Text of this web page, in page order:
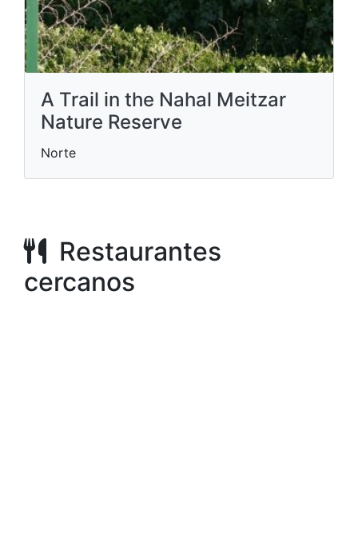
A Trail in the Nahal Meitzar
Nature Reserve
Norte
Restaurantes
cercanos